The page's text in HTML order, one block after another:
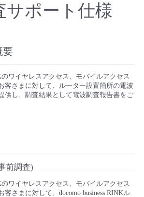
バー
/監査
ューを見る
バー
/監査
イド
情報
ンス履歴
予定
サポート仕様
要
のワイヤレスアクセス、モバイルアクセス
客さまに対して、ルーター設置箇所の電波
供し、調査結果として電波調査報告書をご
前調査)
のワイヤレスアクセス、モバイルアクセス
客さまに対して、docomo business RINKル